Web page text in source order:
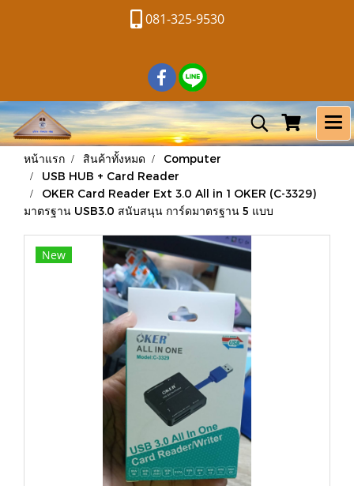
081-325-9530
หน้าแรก สินค้าทั้งหมด
Computer
USB HUB + Card Reader
OKER Card Reader Ext 3.0 All in 1 OKER (C-3329)
มาตรฐาน USB3.0 สนับสนุน การ์ดมาตรฐาน 5 แบบ
New